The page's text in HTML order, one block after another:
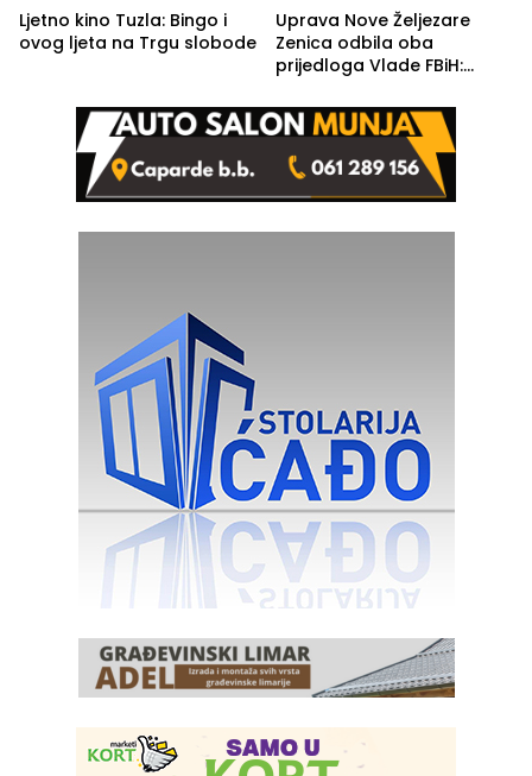
Ljetno kino Tuzla: Bingo i
ovog ljeta na Trgu slobode
Uprava Nove Željezare
Zenica odbila oba
prijedloga Vlade FBiH:
rješenje